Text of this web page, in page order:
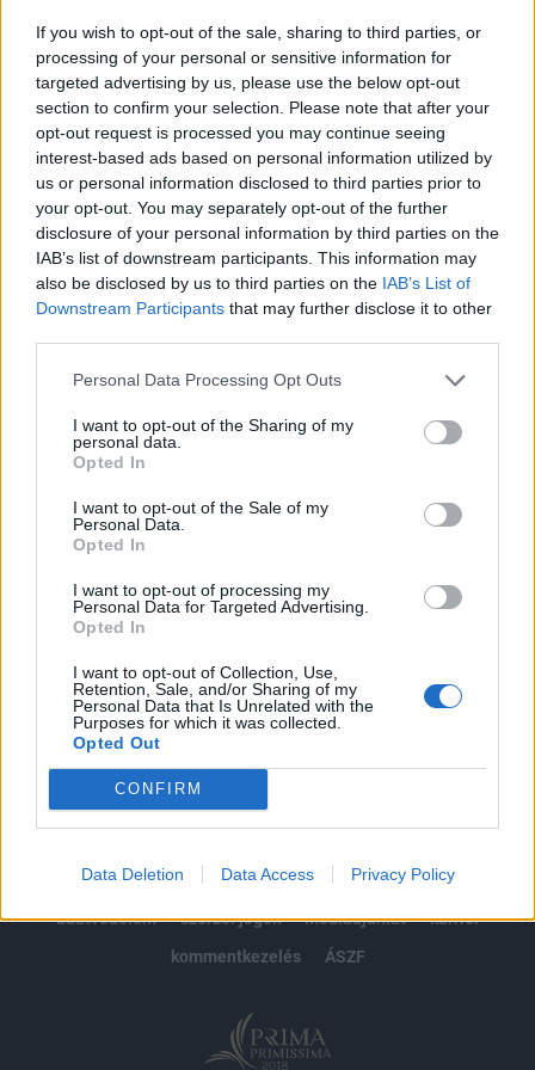
If you wish to opt-out of the sale, sharing to third parties, or
processing of your personal or sensitive information for
targeted advertising by us, please use the below opt-out
section to confirm your selection. Please note that after your
opt-out request is processed you may continue seeing
interest-based ads based on personal information utilized by
us or personal information disclosed to third parties prior to
your opt-out. You may separately opt-out of the further
disclosure of your personal information by third parties on the
IAB’s list of downstream participants. This information may
also be disclosed by us to third parties on the IAB’s List of
Downstream Participants that may further disclose it to other
Personal Data Processing Opt Outs
I want to opt-out of the Sharing of my
personal data.
Opted In
I want to opt-out of the Sale of my
Personal Data.
Opted In
I want to opt-out of processing my
Personal Data for Targeted Advertising.
Opted In
I want to opt-out of Collection, Use,
Retention, Sale, and/or Sharing of my
Personal Data that Is Unrelated with the
Purposes for which it was collected.
Opted Out
CONFIRM
Data Deletion Data Access Privacy Policy
Az államfő a Telegram üzenetküldő portálon közzétett
felsorolásában 155 milliméteres kaliberű tüzérségi
fegyvereket kért lőszerekkel, továbbá 152 milliméteres
kaliberű lőszereket, Grad, Uragan típusú rakéta-
sorozatvetőket és T-72-es harckocsikat, Sz-300, Buk típusú
légvédelmi rendszereket vagy azok nyugati megfelelőit.
Ezenfelül kért még páncélozott járműveket...
KEDVES OLVASÓNK!
A keresett cikk a portfolio.hu hírarchívumához
tartozik, melynek olvasása előfizetéses
regisztrációhoz kötött.
Az előfizetés a következőket tartalmazza:
Portfolio.hu teljes cikkarchívum
Kötéslisták: BÉT elmúlt 2 év napon belüli
kötéslistái
impresszum
jogi nyilatkozat
süti beállítások
adatvédelem
szerzői jogok médiaajánlat
karrier
kommentkezelés
ÁSZF